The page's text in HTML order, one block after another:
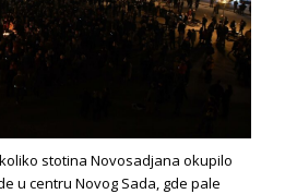
stotina Novosadjana okupilo
u centru Novog Sada, gde pale